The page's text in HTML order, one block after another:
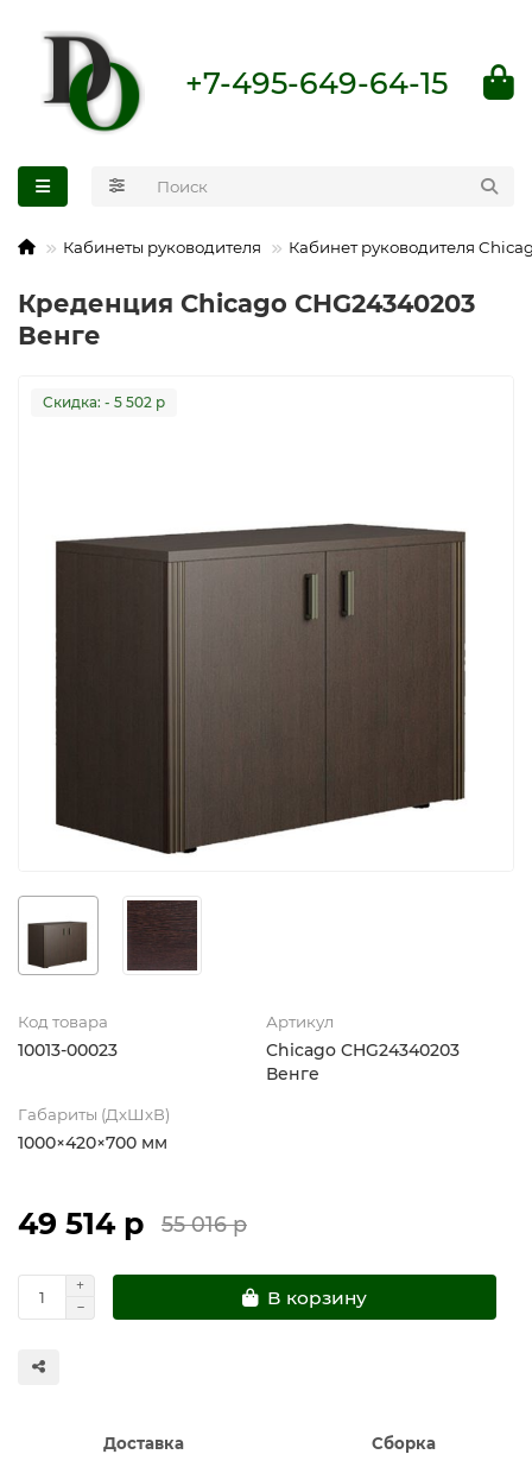
+7-495-649-64-15
Кабинеты руководителя Кабинет руководителя
Креденция Chicago CHG24340203
Венге
Cкидка: - 5 502 р
Код товара
10013-00023
Артикул
Chicago CHG24340203
Венге
Габариты (ДхШхВ)
1000×420×700 мм
49 514 р 55 016 р
В корзину
Доставка
Сборка